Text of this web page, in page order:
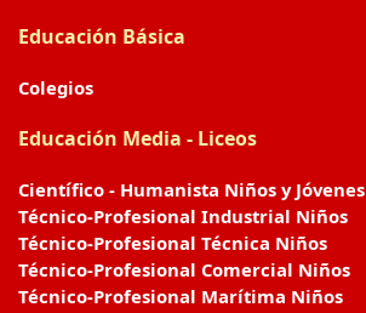
Educación Básica
Colegios
Educación Media - Liceos
Científico - Humanista Niños y Jóvenes
Técnico-Profesional Industrial Niños
Técnico-Profesional Técnica Niños
Técnico-Profesional Comercial Niños
Técnico-Profesional Marítima Niños